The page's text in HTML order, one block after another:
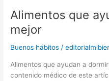
Alimentos que
mejor
Buenos hábitos /
Alimentos que ayudan a
contenido médico de este
ayudan
dormir
mejor